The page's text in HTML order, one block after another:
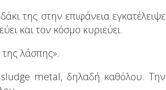
της στην επιφάνεια εγκατέλειψε
και τον κόσμο κυριεύει.
λάσπης».
metal, δηλαδή καθόλου. Την